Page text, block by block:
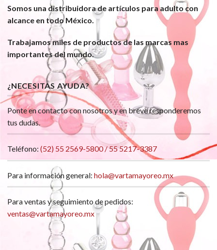
Somos una distribuidora de artículos para adulto con
alcance en todo México.
Trabajamos miles de productos de las marcas mas
importantes del mundo.
¿NECESITAS AYUDA?
Ponte en contacto con nosotros y en breve responderemos
tus dudas.
Teléfono: (52) 55 2569-5800 / 55 5217-3387
Para información general: hola@vartamayoreo.mx
Para ventas y seguimiento de pedidos:
ventas@vartamayoreo.mx